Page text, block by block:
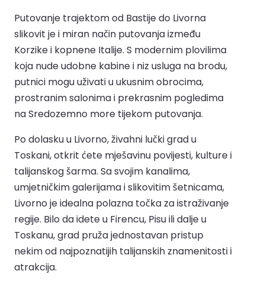
Putovanje trajektom od Bastije do Livorna
slikovit je i miran način putovanja između
Korzike i kopnene Italije. S modernim plovilima
koja nude udobne kabine i niz usluga na brodu,
putnici mogu uživati u ukusnim obrocima,
prostranim salonima i prekrasnim pogledima
na Sredozemno more tijekom putovanja.
Po dolasku u Livorno, živahni lučki grad u
Toskani, otkrit ćete mješavinu povijesti, kulture i
talijanskog šarma. Sa svojim kanalima,
umjetničkim galerijama i slikovitim šetnicama,
Livorno je idealna polazna točka za istraživanje
regije. Bilo da idete u Firencu, Pisu ili dalje u
Toskanu, grad pruža jednostavan pristup
nekim od najpoznatijih talijanskih znamenitosti i
atrakcija.